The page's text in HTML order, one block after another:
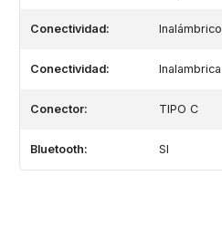
Conectividad: Inalámbrico
Conectividad: Inalambrica
Conector: TIPO C
Bluetooth: SI